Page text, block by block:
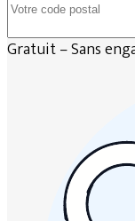
Gratuit – Sans